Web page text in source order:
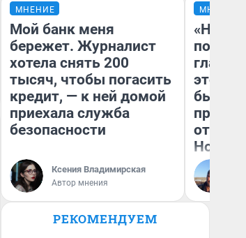
МНЕНИЕ
Мой банк меня
бережет. Журналист
хотела снять 200
тысяч, чтобы погасить
кредит, — к ней домой
приехала служба
безопасности
Ксения Владимирская
Автор мнения
МНЕНИЕ
этого
бьет
отзыв
Нолана
РЕКОМЕНДУЕМ